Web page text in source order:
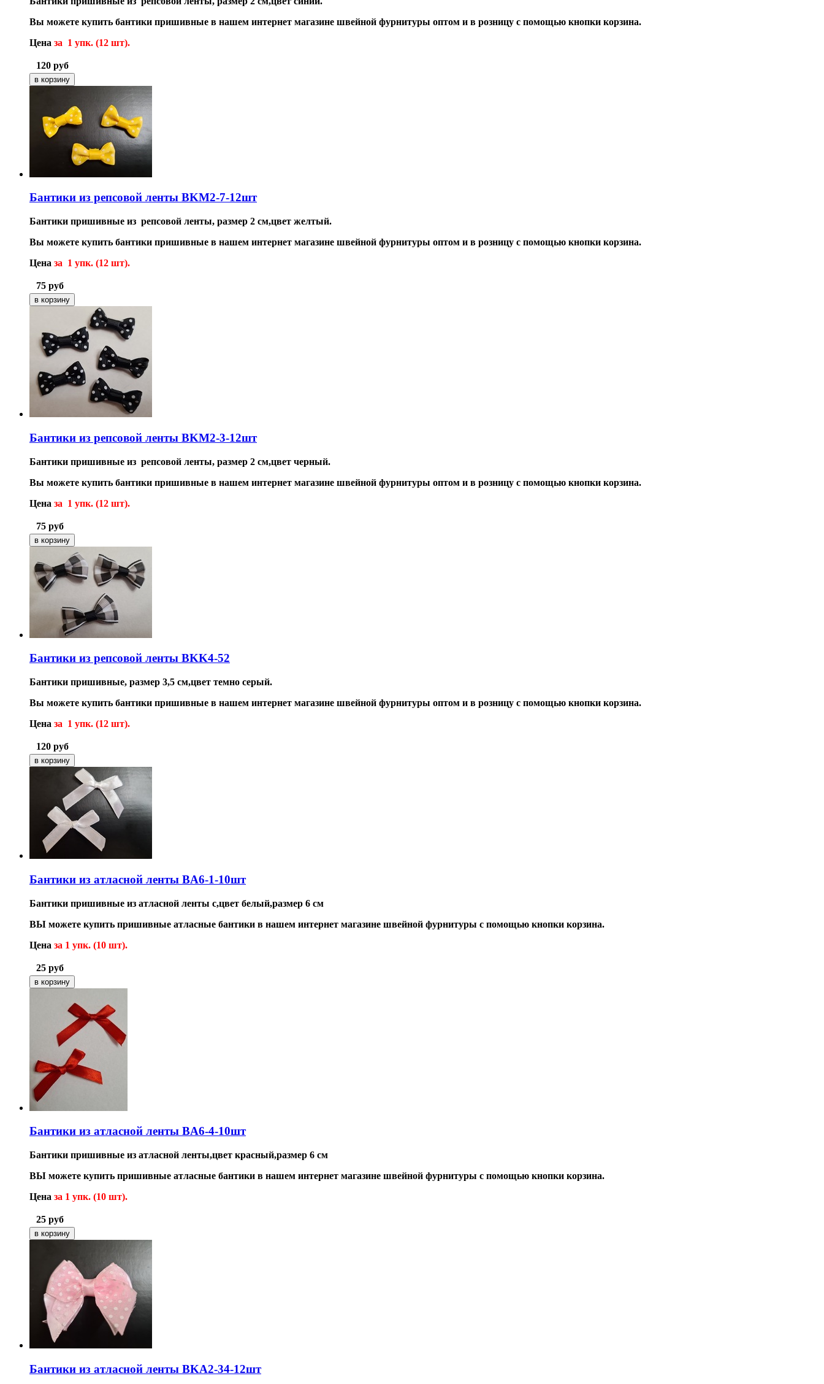
Вы можете купить бантики пришивные в нашем интернет магазине швейной фурнитуры оптом и в розницу с помощью кнопки корзина.
Цена за 1 упк. (12 шт).
120 руб
Бантики из репсовой ленты BKM2-7-12шт
Бантики пришивные из репсовой ленты, размер 2 см,цвет желтый.
Вы можете купить бантики пришивные в нашем интернет магазине швейной фурнитуры оптом и в розницу с помощью кнопки корзина.
Цена за 1 упк. (12 шт).
75 руб
Бантики из репсовой ленты BKM2-3-12шт
Бантики пришивные из репсовой ленты, размер 2 см,цвет черный.
Вы можете купить бантики пришивные в нашем интернет магазине швейной фурнитуры оптом и в розницу с помощью кнопки корзина.
Цена за 1 упк. (12 шт).
75 руб
Бантики из репсовой ленты BKK4-52
Бантики пришивные, размер 3,5 см,цвет темно серый.
Вы можете купить бантики пришивные в нашем интернет магазине швейной фурнитуры оптом и в розницу с помощью кнопки корзина.
Цена за 1 упк. (12 шт).
120 руб
Бантики из атласной ленты BA6-1-10шт
Бантики пришивные из атласной ленты с,цвет белый,размер 6 см
ВЫ можете купить пришивные атласные бантики в нашем интернет магазине швейной фурнитуры с помощью кнопки корзина.
Цена за 1 упк. (10 шт).
25 руб
Бантики из атласной ленты BA6-4-10шт
Бантики пришивные из атласной ленты,цвет красный,размер 6 см
ВЫ можете купить пришивные атласные бантики в нашем интернет магазине швейной фурнитуры с помощью кнопки корзина.
Цена за 1 упк. (10 шт).
25 руб
Бантики из атласной ленты BKA2-34-12шт